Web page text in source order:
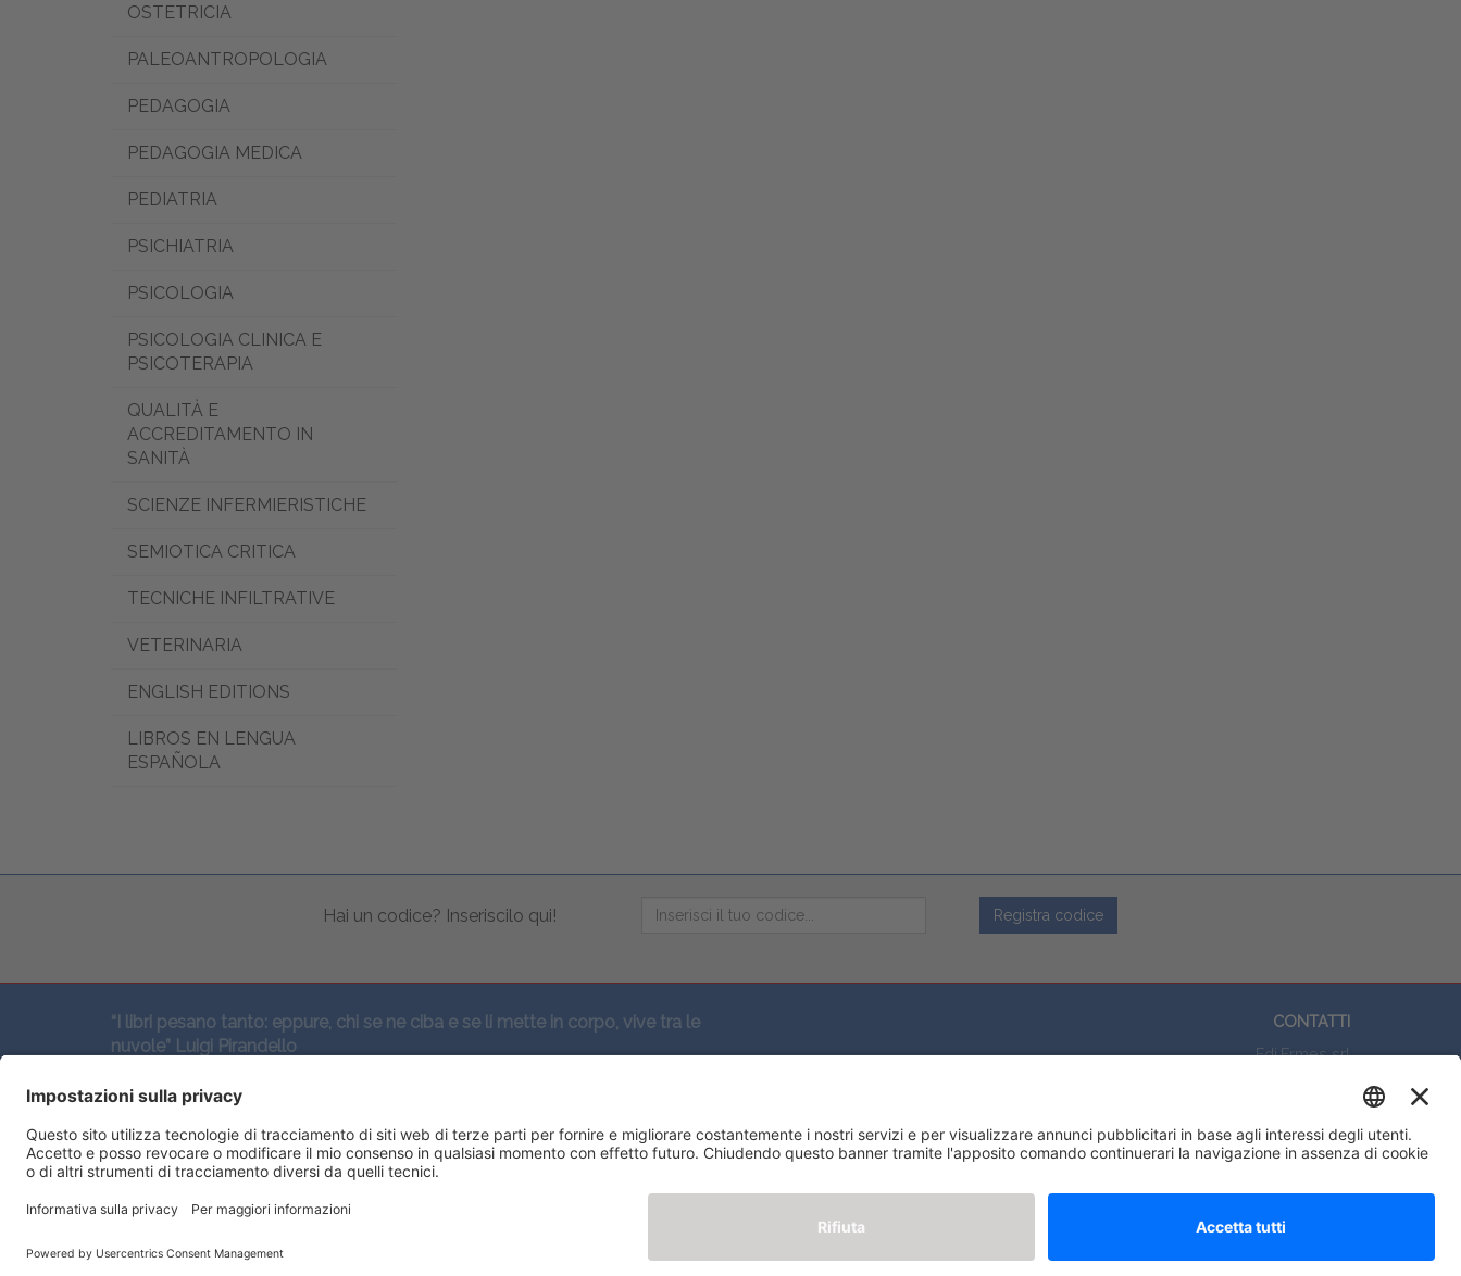
OSTETRICIA
PALEOANTROPOLOGIA
PEDAGOGIA
PEDAGOGIA MEDICA
PEDIATRIA
PSICHIATRIA
PSICOLOGIA
PSICOLOGIA CLINICA E
PSICOTERAPIA
QUALITÀ E
ACCREDITAMENTO IN
SANITÀ
SCIENZE INFERMIERISTICHE
SEMIOTICA CRITICA
TECNICHE INFILTRATIVE
VETERINARIA
ENGLISH EDITIONS
LIBROS EN LENGUA
ESPAÑOLA
Hai un codice? Inseriscilo qui! Registra codice
“I libri pesano tanto: eppure, chi se ne ciba e se li mette in corpo, vive tra le
nuvole” Luigi Pirandello
SEGUICI QUI:
CONTATTI
Edi.Ermes srl
E-mail: eeinfo@eenet.it
Partita IVA e Codice Fiscale: 02254790153
ORARI
Lunedì — Giovedì: - 08:30 - 13:00 – 14:00 - 17:30